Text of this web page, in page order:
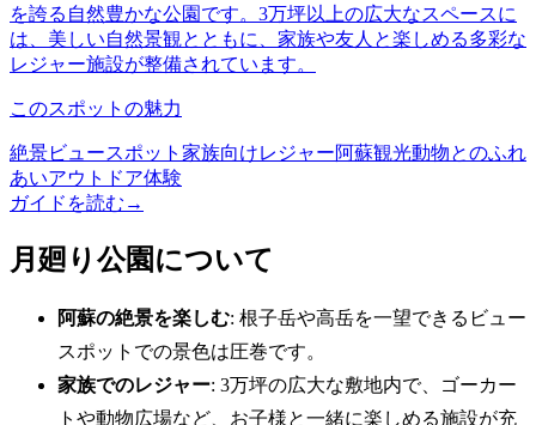
を誇る自然豊かな公園です。3万坪以上の広大なスペースに
は、美しい自然景観とともに、家族や友人と楽しめる多彩な
レジャー施設が整備されています。
このスポットの魅力
絶景ビュースポット 家族向けレジャー阿蘇観光動物とのふれ
あいアウトドア体験
ガイドを読む →
月廻り公園について
阿蘇の絶景を楽しむ: 根子岳や高岳を一望できるビュー
スポットでの景色は圧巻です。
家族でのレジャー: 3万坪の広大な敷地内で、ゴーカー
トや動物広場など、お子様と一緒に楽しめる施設が充